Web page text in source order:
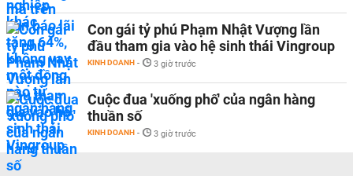
Con gái tỷ phú Phạm Nhật Vượng lần
đầu tham gia vào hệ sinh thái Vingroup
KINH DOANH - 3 giờ trước
Cuộc đua 'xuống phố' của ngân hàng
thuần số
KINH DOANH - 3 giờ trước